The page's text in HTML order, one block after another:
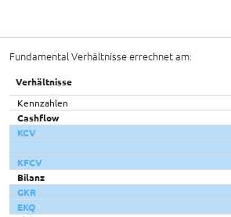
Fundamental Verhältnisse errechnet am:
Verhältnisse
Kennzahlen
Cashflow
KCV
KFCV
Bilanz
GKR
EKQ